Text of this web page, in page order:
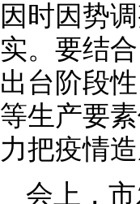
因时因势
实。要结
出台阶段
等生产要
力把疫情
会上，